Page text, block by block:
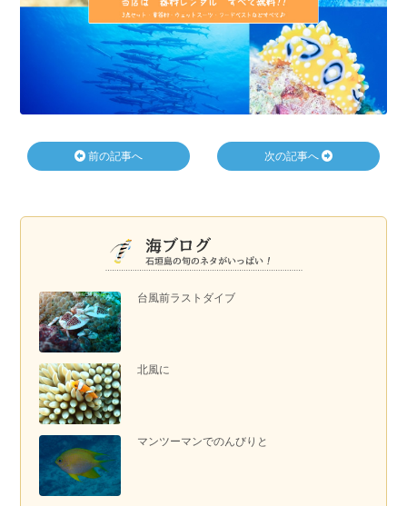
台風前ラストダイブ
北風に
マンツーマンでのんびりと
前の記事へ 次の記事へ